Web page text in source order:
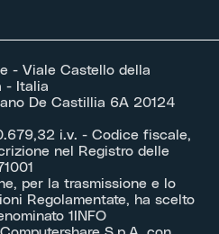
- Viale Castello della
- Italia
De Castillia 6A 20124
i.v. - Codice fiscale,
nel Registro delle
per la trasmissione e lo
Regolamentate, ha scelto
1INFO